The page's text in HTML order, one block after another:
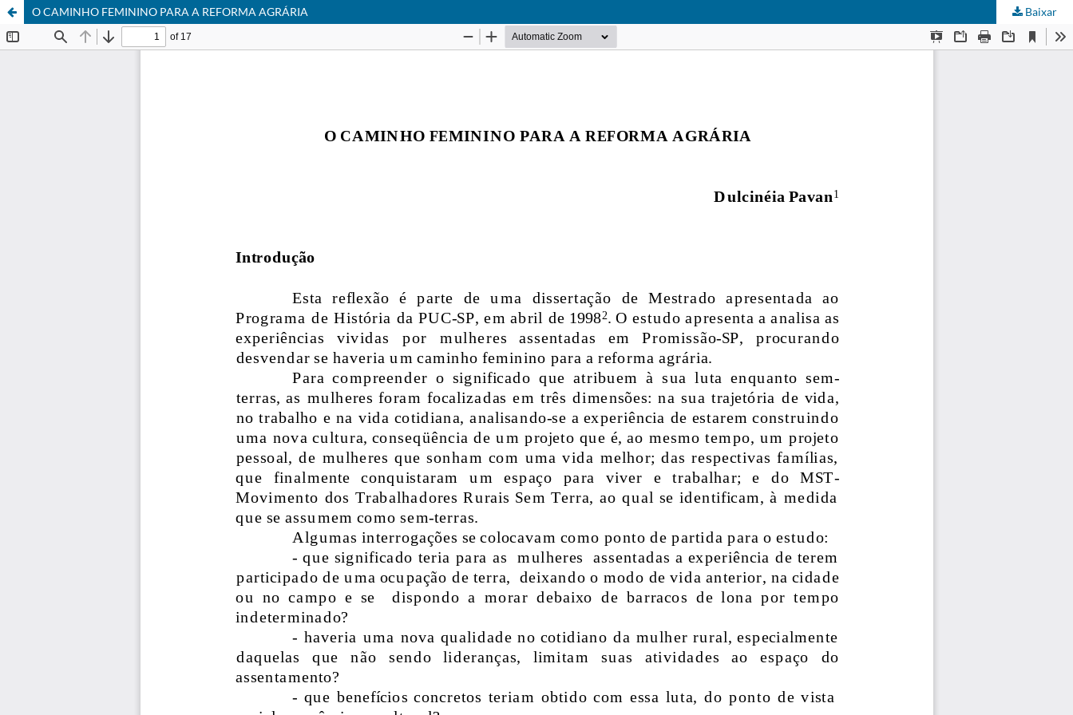
O CAMINHO FEMININO PARA A REFORMA AGRÁRIA Baixar